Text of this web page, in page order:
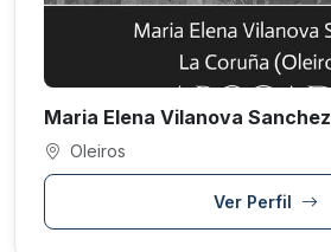
Maria Elena Vilanova Sanchez
Oleiros
Ver Perfil